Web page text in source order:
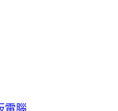
電腦